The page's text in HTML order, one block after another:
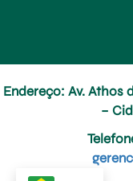
Endereço: Av. Athos
–